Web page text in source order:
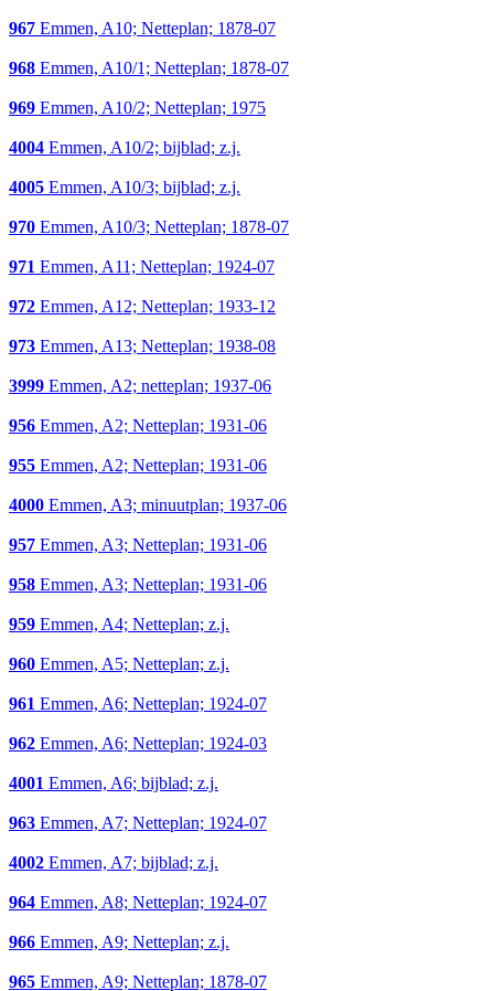
967 Emmen, A10; Netteplan; 1878-07
968 Emmen, A10/1; Netteplan; 1878-07
969 Emmen, A10/2; Netteplan; 1975
4004 Emmen, A10/2; bijblad; z.j.
4005 Emmen, A10/3; bijblad; z.j.
970 Emmen, A10/3; Netteplan; 1878-07
971 Emmen, A11; Netteplan; 1924-07
972 Emmen, A12; Netteplan; 1933-12
973 Emmen, A13; Netteplan; 1938-08
3999 Emmen, A2; netteplan; 1937-06
956 Emmen, A2; Netteplan; 1931-06
955 Emmen, A2; Netteplan; 1931-06
4000 Emmen, A3; minuutplan; 1937-06
957 Emmen, A3; Netteplan; 1931-06
958 Emmen, A3; Netteplan; 1931-06
959 Emmen, A4; Netteplan; z.j.
960 Emmen, A5; Netteplan; z.j.
961 Emmen, A6; Netteplan; 1924-07
962 Emmen, A6; Netteplan; 1924-03
4001 Emmen, A6; bijblad; z.j.
963 Emmen, A7; Netteplan; 1924-07
4002 Emmen, A7; bijblad; z.j.
964 Emmen, A8; Netteplan; 1924-07
966 Emmen, A9; Netteplan; z.j.
965 Emmen, A9; Netteplan; 1878-07